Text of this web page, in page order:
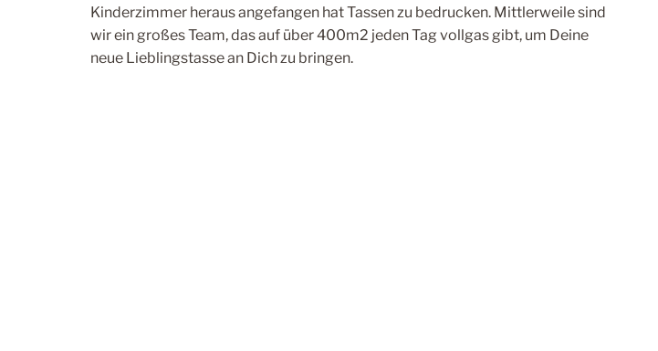
Kinderzimmer heraus angefangen hat Tassen zu bedrucken. Mittlerweile sind
wir ein großes Team, das auf über 400m2 jeden Tag vollgas gibt, um Deine
neue Lieblingstasse an Dich zu bringen.